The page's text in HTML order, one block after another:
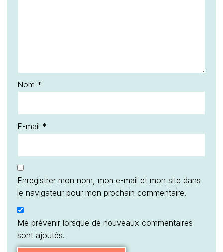
Nom *
E-mail *
Enregistrer mon nom, mon e-mail et mon site dans
le navigateur pour mon prochain commentaire.
Me prévenir lorsque de nouveaux commentaires
sont ajoutés.